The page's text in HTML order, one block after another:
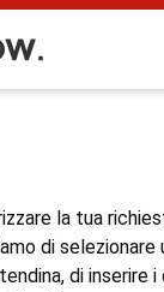
la tua
di selezionare
di inserire